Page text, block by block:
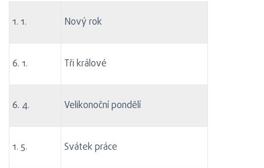
1. 1. Nový rok
6. 1. Tři králové
6. 4. Velikonoční pondělí
1. 5. Svátek práce